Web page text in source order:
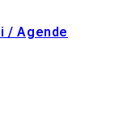
/ Agende